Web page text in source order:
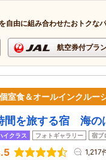
自由に組み合わせたおトクな
航空券付プラ
室食＆オールインクルー
間を旅する宿 海の
イクラス フォトギャラリー 宿ブ
1,217